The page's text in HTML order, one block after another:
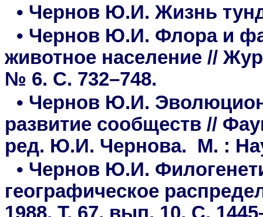
• Чернов Ю.И. Жизнь
• Чернов Ю.И. Флора и
животное население //
№ 6. С. 732–748.
• Чернов Ю.И.
развитие сообществ //
ред. Ю.И. Чернова. М. :
• Чернов Ю.И.
географическое
1988. Т. 67, вып. 10. С.